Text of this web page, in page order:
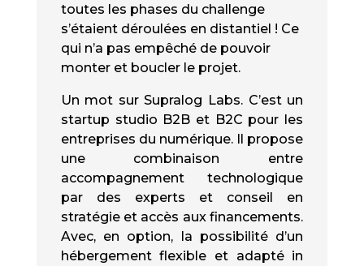
toutes les phases du challenge
s’étaient déroulées en distantiel ! Ce
qui n’a pas empêché de pouvoir
monter et boucler le projet.
Un mot sur Supralog Labs. C’est un
startup studio B2B et B2C pour les
entreprises du numérique. Il propose
une combinaison entre
accompagnement technologique
par des experts et conseil en
stratégie et accès aux financements.
Avec, en option, la possibilité d’un
hébergement flexible et adapté in